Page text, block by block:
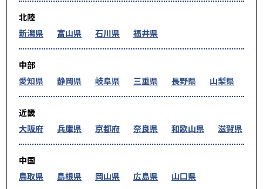
北陸
新潟県
富山県 石川県 福井県
中部
愛知県
静岡県 岐阜県 三重県 長野県 山梨県
近畿
大阪府
兵庫県 京都府 奈良県 和歌山県 滋賀県
中国
鳥取県
島根県 岡山県 広島県 山口県